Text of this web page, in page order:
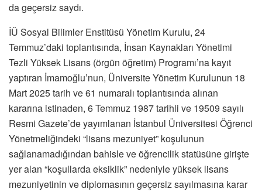
da geçersiz saydı.
İÜ Sosyal Bilimler Enstitüsü Yönetim Kurulu, 24
Temmuz’daki toplantısında, İnsan Kaynakları Yönetimi
Tezli Yüksek Lisans (örgün öğretim) Programı’na kayıt
yaptıran İmamoğlu’nun, Üniversite Yönetim Kurulunun 18
Mart 2025 tarih ve 61 numaralı toplantısında alınan
kararına istinaden, 6 Temmuz 1987 tarihli ve 19509 sayılı
Resmi Gazete’de yayımlanan İstanbul Üniversitesi Öğrenci
Yönetmeliğindeki “lisans mezuniyet” koşulunun
sağlanamadığından bahisle ve öğrencilik statüsüne girişte
yer alan “koşullarda eksiklik” nedeniyle yüksek lisans
mezuniyetinin ve diplomasının geçersiz sayılmasına karar